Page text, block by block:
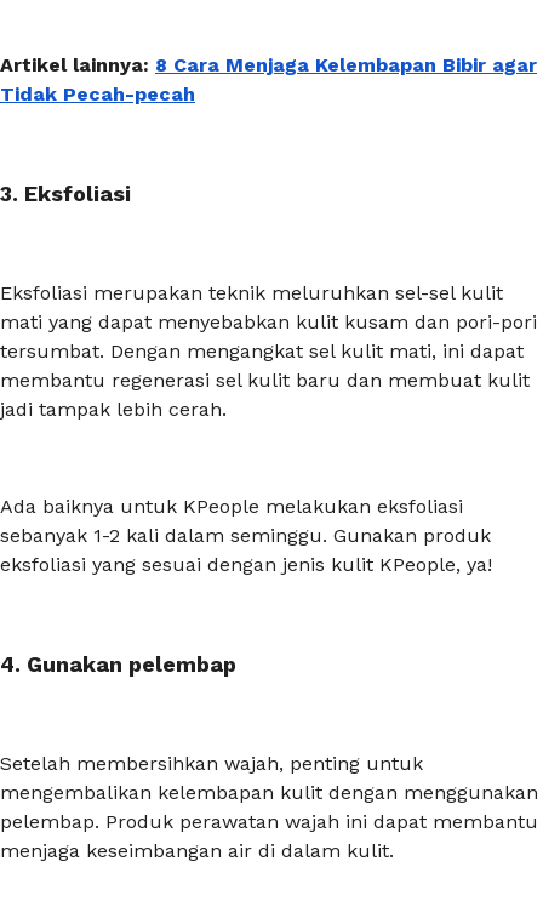
Artikel lainnya: 8 Cara Menjaga Kelembapan Bibir agar
Tidak Pecah-pecah
3. Eksfoliasi
​Eksfoliasi merupakan teknik meluruhkan sel-sel kulit
mati yang dapat menyebabkan kulit kusam dan pori-pori
tersumbat. Dengan mengangkat sel kulit mati, ini dapat
membantu regenerasi sel kulit baru dan membuat kulit
jadi tampak lebih cerah.
Ada baiknya untuk KPeople melakukan eksfoliasi
sebanyak 1-2 kali dalam seminggu. Gunakan produk
eksfoliasi yang sesuai dengan jenis kulit KPeople, ya!
4. Gunakan pelembap
Setelah membersihkan wajah, penting untuk
mengembalikan kelembapan kulit dengan menggunakan
pelembap. Produk perawatan wajah ini dapat membantu
menjaga keseimbangan air di dalam kulit.